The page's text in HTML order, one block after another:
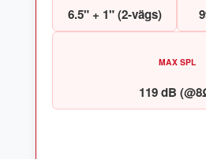
6.5" + 1" (2-vägs)
MAX SPL
119 dB